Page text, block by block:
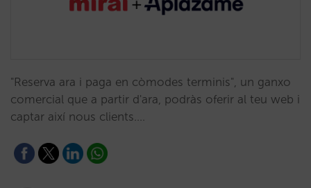
"Reserva ara i paga en còmodes terminis", un ganxo
comercial que a partir d'ara, podràs oferir al teu web i
captar així nous clients.…